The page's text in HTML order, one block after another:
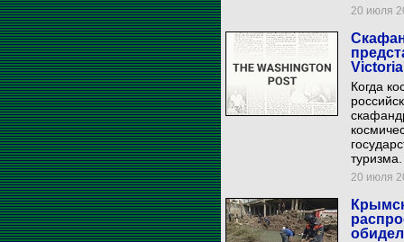
20 июля
Когда
туризма.
20 июля